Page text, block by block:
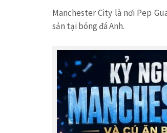
Manchester City là nơi Pep
sản tại bóng đá Anh.